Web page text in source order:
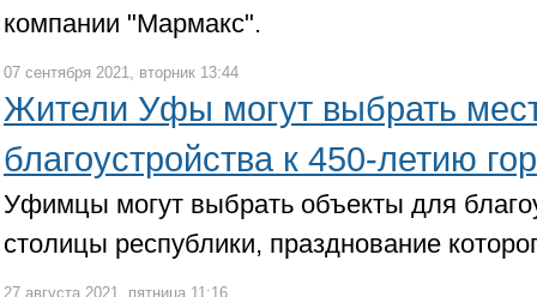
компании "Мармакс".
07 сентября 2021, вторник 13:44
Жители Уфы могут выбрать
благоустройства к 450-летию
Уфимцы могут выбрать объекты для
столицы республики, празднование
27 августа 2021, пятница 11:16